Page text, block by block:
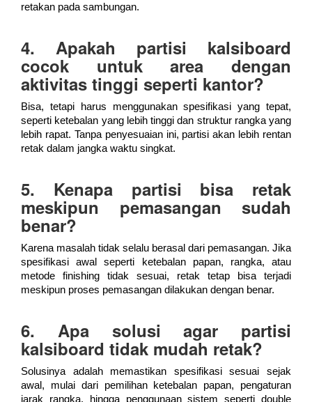
retakan pada sambungan.
4. Apakah partisi kalsiboard
cocok untuk area dengan
aktivitas tinggi seperti kantor?
Bisa, tetapi harus menggunakan spesifikasi yang tepat,
seperti ketebalan yang lebih tinggi dan struktur rangka yang
lebih rapat. Tanpa penyesuaian ini, partisi akan lebih rentan
retak dalam jangka waktu singkat.
5. Kenapa partisi bisa retak
meskipun pemasangan sudah
benar?
Karena masalah tidak selalu berasal dari pemasangan. Jika
spesifikasi awal seperti ketebalan papan, rangka, atau
metode finishing tidak sesuai, retak tetap bisa terjadi
meskipun proses pemasangan dilakukan dengan benar.
6. Apa solusi agar partisi
kalsiboard tidak mudah retak?
Solusinya adalah memastikan spesifikasi sesuai sejak
awal, mulai dari pemilihan ketebalan papan, pengaturan
jarak rangka, hingga penggunaan sistem seperti double